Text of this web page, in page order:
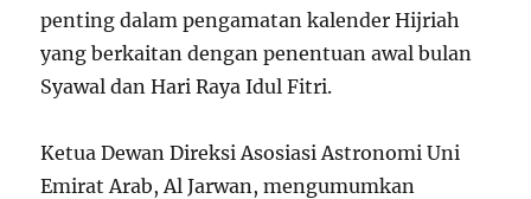
penting dalam pengamatan kalender Hijriah
yang berkaitan dengan penentuan awal bulan
Syawal dan Hari Raya Idul Fitri.
Ketua Dewan Direksi Asosiasi Astronomi Uni
Emirat Arab, Al Jarwan, mengumumkan